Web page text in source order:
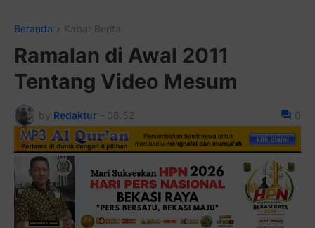
Beranda Kabar Berita
Ramalan di Awal 2011
Tentang Video Mesum
by Redaktur - 08.52 0